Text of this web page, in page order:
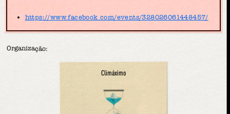
https://www.facebook.com/events/328026061448457/
Organização:
Climáximo